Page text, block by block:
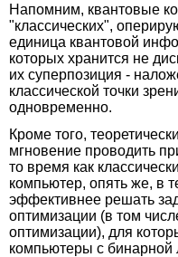
Напомним, квантовые
"классических",
единица квантовой
которых хранится не
их суперпозиция -
классической точки
одновременно.
Кроме того,
мгновение проводить
то время как
компьютер, опять же, в
эффективнее решать
оптимизации (в том
оптимизации), для
компьютеры с бинарной